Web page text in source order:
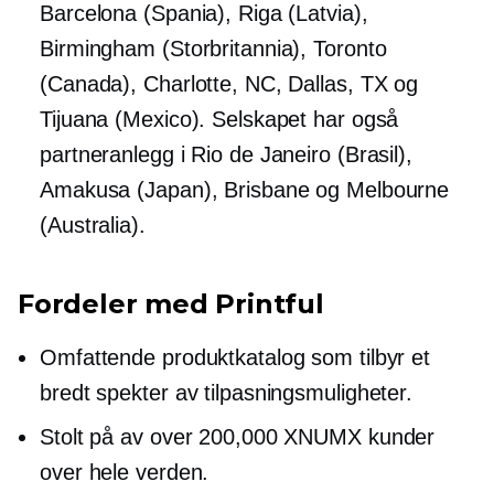
Barcelona (Spania), Riga (Latvia),
Birmingham (Storbritannia), Toronto
(Canada), Charlotte, NC, Dallas, TX og
Tijuana (Mexico). Selskapet har også
partneranlegg i Rio de Janeiro (Brasil),
Amakusa (Japan), Brisbane og Melbourne
(Australia).
Fordeler med Printful
Omfattende produktkatalog som tilbyr et
bredt spekter av tilpasningsmuligheter.
Stolt på av over 200,000 XNUMX kunder
over hele verden.